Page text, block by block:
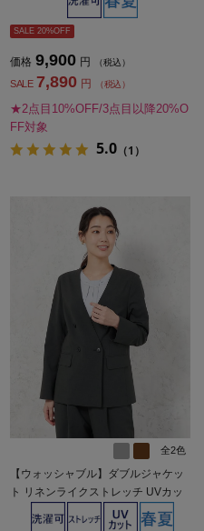
SALE 20%OFF
価格 9,900 円 （税込）
SALE 7,890 円 （税込）
★2点目10%OFF/3点目以降20%O
FF対象
5.0 （1）
全2色
【ウォッシャブル】ダブルジャケッ
ト リネンライクストレッチ UVカッ
ト SOFFICE 春夏【レディース】